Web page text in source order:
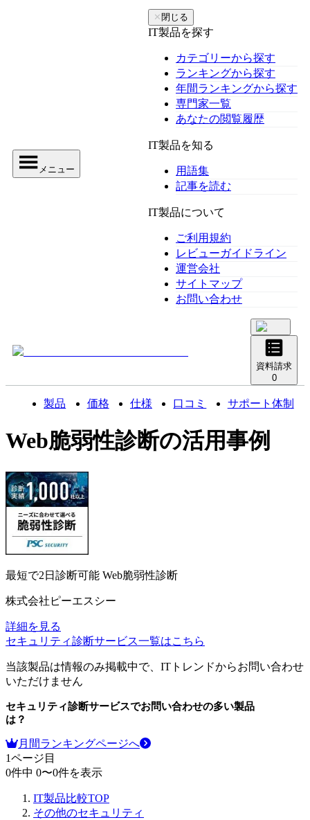
メニュー
✕ 閉じる
IT製品を探す
カテゴリーから探す
ランキングから探す
年間ランキングから探す
専門家一覧
あなたの閲覧履歴
IT製品を知る
用語集
記事を読む
IT製品について
ご利用規約
レビューガイドライン
運営会社
サイトマップ
お問い合わせ
資料請求
0
製品 価格 仕様 口コミ サポート体制
Web脆弱性診断の活用事例
最短で2日診断可能 Web脆弱性診断
株式会社ピーエスシー
詳細を見る
セキュリティ診断サービス一覧はこちら
当該製品は情報のみ掲載中で、ITトレンドからお問い合わせ
いただけません
セキュリティ診断サービスでお問い合わせの多い製品
は？
月間ランキングページへ
1ページ目
0件中 0〜0件を表示
IT製品比較TOP
その他のセキュリティ